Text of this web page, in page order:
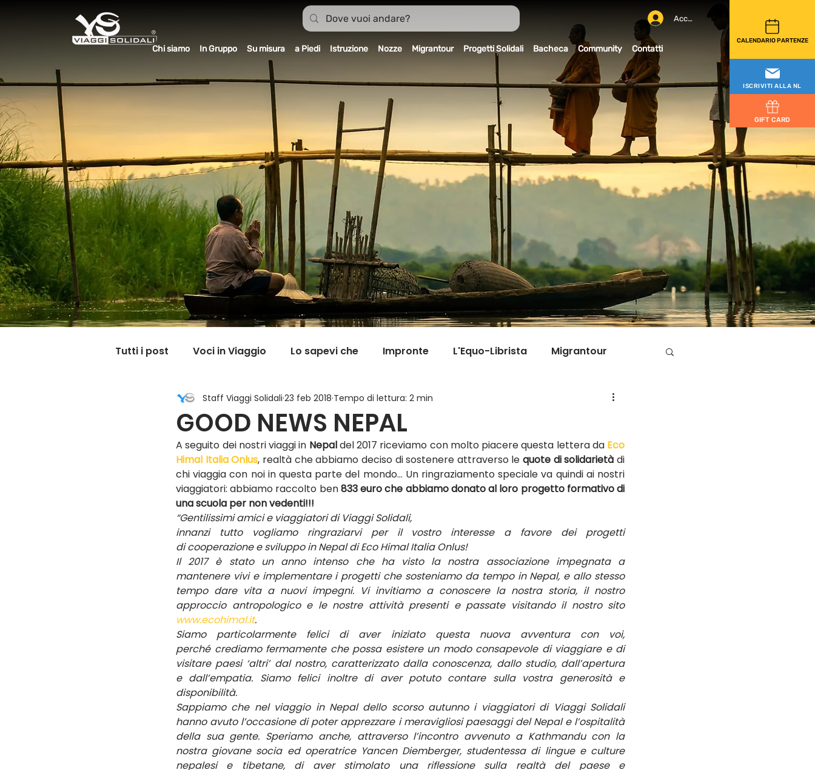
CALENDARIO PARTENZE
Accedi
ISCRIVITI ALLA NL
GIFT CARD
Chi siamo In Gruppo Su misura a Piedi Istruzione Nozze Migrantour Progetti Solidali Bacheca Community Contatti
Tutti i post Voci in Viaggio Lo sapevi che Impronte L'Equo-Librista Migrantour
Dicono di noi Carnet Good News I Viaggi della Tarta
Il mondo @ casa mia Il mondo fuori mi aspetta Viaggi in cucina Pillole di Migrantour
GOOD NEWS NEPAL
Staff Viaggi Solidali 23 feb 2018 Tempo di lettura: 2 min
A seguito dei nostri viaggi in Nepal del 2017 riceviamo con molto piacere questa lettera da Eco
Himal Italia Onlus, realtà che abbiamo deciso di sostenere attraverso le quote di solidarietà di
chi viaggia con noi in questa parte del mondo… Un ringraziamento speciale va quindi ai nostri
viaggiatori: abbiamo raccolto ben 833 euro che abbiamo donato al loro progetto formativo di
una scuola per non vedenti!!!
“Gentilissimi amici e viaggiatori di Viaggi Solidali,
innanzi tutto vogliamo ringraziarvi per il vostro interesse a favore dei progetti
di cooperazione e sviluppo in Nepal di Eco Himal Italia Onlus!
Il 2017 è stato un anno intenso che ha visto la nostra associazione impegnata a
mantenere vivi e implementare i progetti che sosteniamo da tempo in Nepal, e allo stesso
tempo dare vita a nuovi impegni. Vi invitiamo a conoscere la nostra storia, il nostro
approccio antropologico e le nostre attività presenti e passate visitando il nostro sito
www.ecohimal.it.
Siamo particolarmente felici di aver iniziato questa nuova avventura con voi,
perché crediamo fermamente che possa esistere un modo consapevole di viaggiare e di
visitare paesi ‘altri’ dal nostro, caratterizzato dalla conoscenza, dallo studio, dall’apertura
e dall’empatia. Siamo felici inoltre di aver potuto contare sulla vostra generosità e
disponibilità.
Sappiamo che nel viaggio in Nepal dello scorso autunno i viaggiatori di Viaggi Solidali
hanno avuto l’occasione di poter apprezzare i meravigliosi paesaggi del Nepal e l’ospitalità
della sua gente. Speriamo anche, attraverso l’incontro avvenuto a Kathmandu con la
nostra giovane socia ed operatrice Yancen Diemberger, studentessa di lingue e culture
nepalesi e tibetane, di aver stimolato una riflessione sulla realtà del paese e